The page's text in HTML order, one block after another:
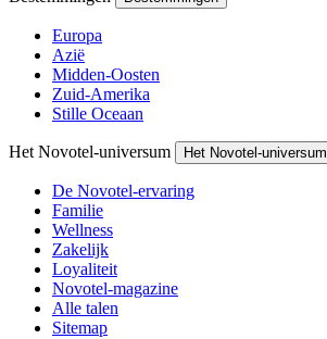
Europa
Azië
Midden-Oosten
Zuid-Amerika
Stille Oceaan
Het Novotel-universum Het Novotel-universum
De Novotel-ervaring
Familie
Wellness
Zakelijk
Loyaliteit
Novotel-magazine
Alle talen
Sitemap